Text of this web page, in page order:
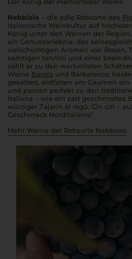
Nebbiolo – die edle Rebsorte des
italienische Weinkultur auf
König unter den Weinen der
ein Genusserlebnis, das
vielschichtigen Aromen von Rosen,
samtigen tannini und einer
zählt er zu den wertvollsten
Weine Barolo und Barbaresco,
gekeltert, entfalten am Gaumen
und passen perfekt zu den
italiana – wie ein zart geschmortes
würziger Tajarin al ragù. Cin cin –
Geschmack Norditaliens!
Mehr Weine der Rebsorte Nebbiolo